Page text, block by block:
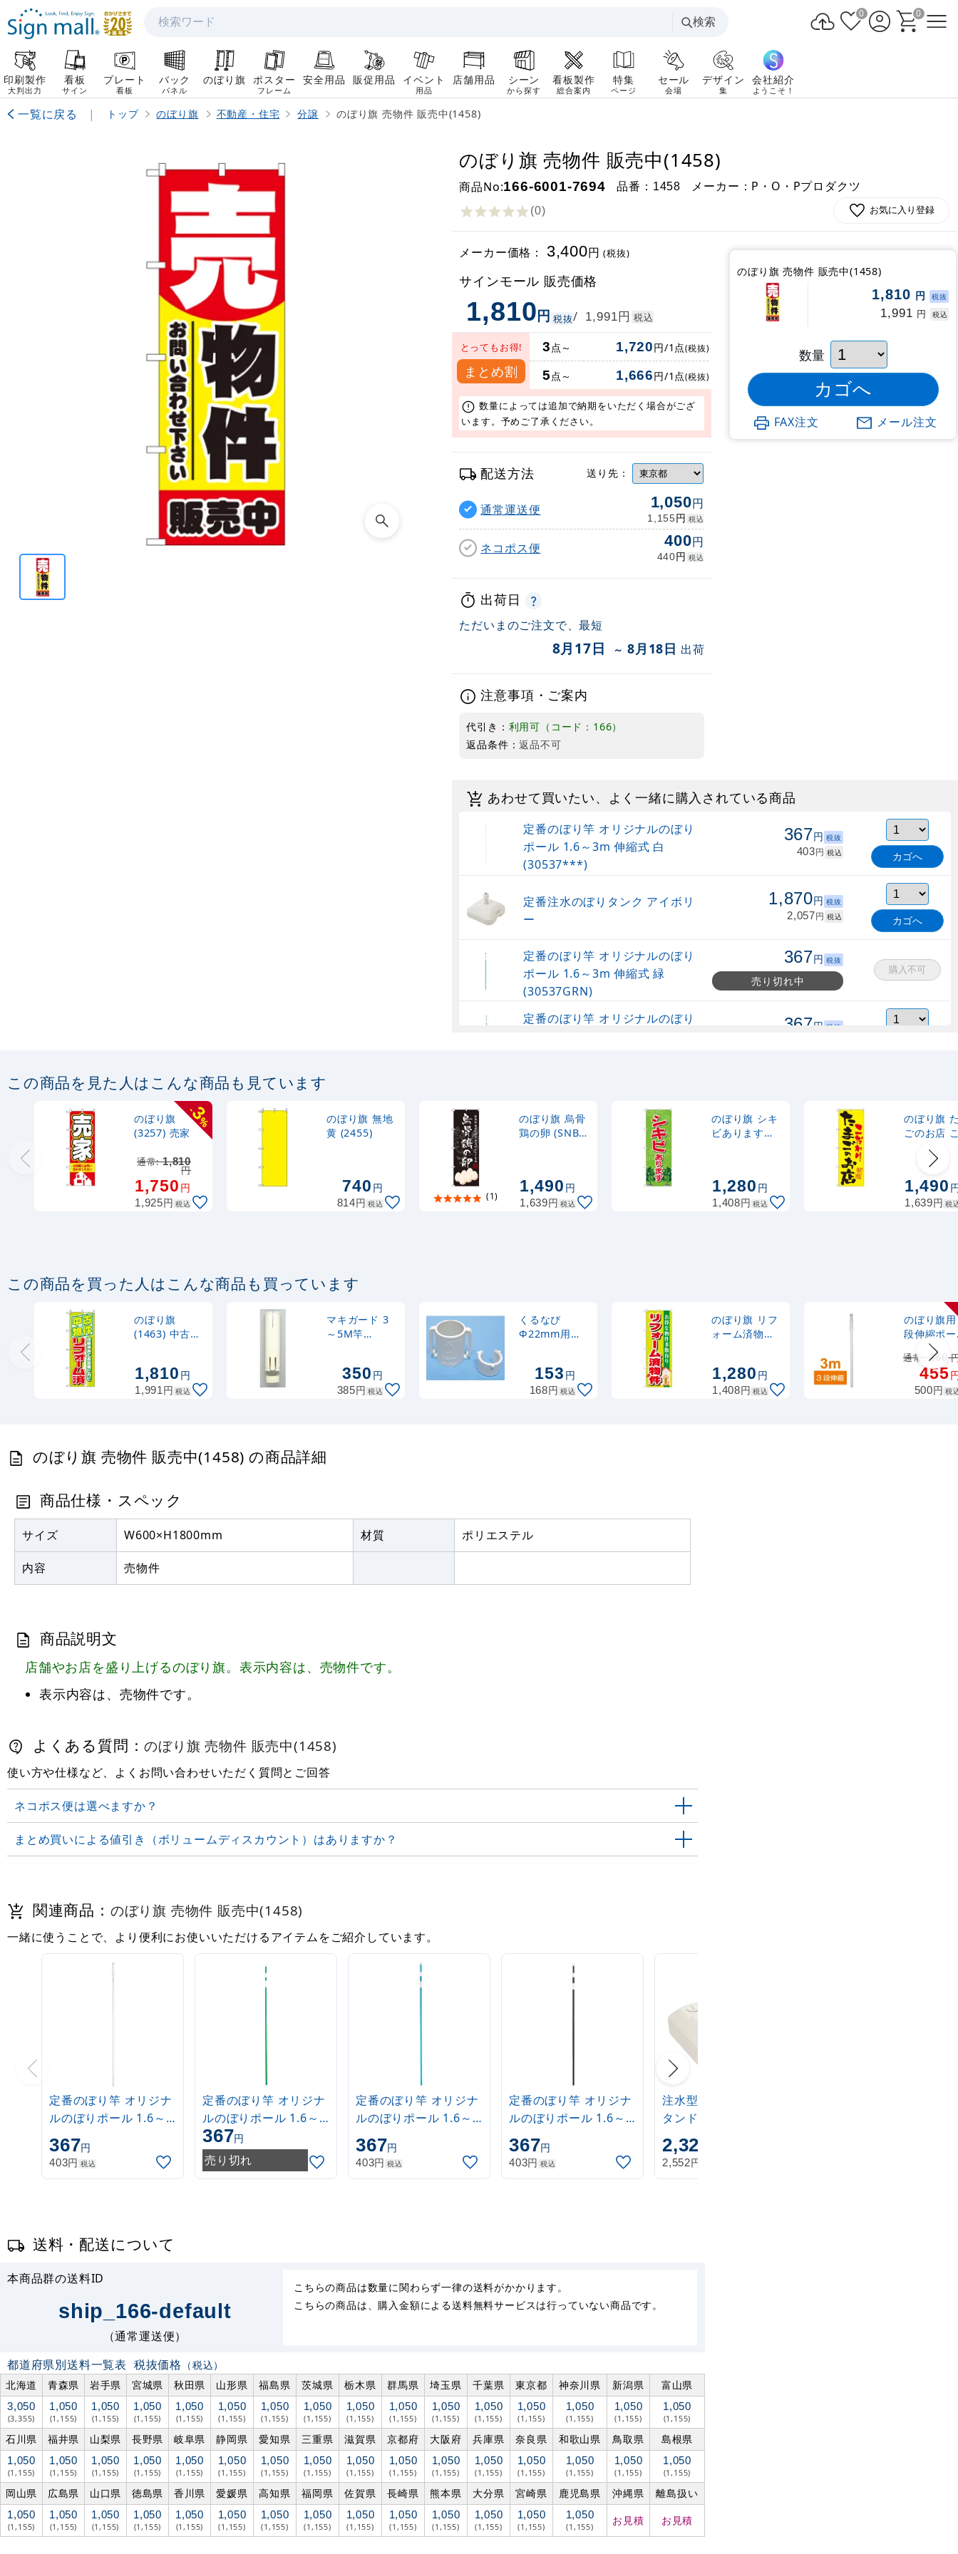
検索
検索
0 0
印刷製作
大判出力
看板
サイン
プレート
看板
バック
パネル
のぼり旗 ポスター
フレーム
安全用品 販促用品 イベント
用品
店舗用品 シーン
から探す
看板製作
総合案内
特集
ページ
セール
会場
デザイン
集
会社紹介
ようこそ！
一覧に戻る | トップ のぼり旗 不動産・住宅 分譲 のぼり旗 売物件 販売中(1458)
のぼり旗 売物件 販売中(1458)
商品No:166-6001-7694 品番： 1458 メーカー：P・O・Pプロダクツ
(0) お気に入り登録
メーカー価格： 3,400円(税抜)
サインモール 販売価格
1,810円 税抜/ 1,991円 税込
とってもお得!
まとめ割
3点～ 1,720円/1点(税抜)
5点～ 1,666円/1点(税抜)
数量によっては追加で納期をいただく場合がござ
います。予めご了承ください。
配送方法 送り先：
通常運送便 1,050円
1,155円 税込
ネコポス便 400円
440円 税込
出荷日
ただいまのご注文で、最短
8月17日 ～ 8月18日 出荷
注意事項・ご案内
代引き： 利用可（コード：166）
返品条件：返品不可
のぼり旗 売物件 販売中(1458)
1,810 円 税抜
1,991 円 税込
数量
FAX注文 メール注文
あわせて買いたい、よく一緒に購入されている商品
定番のぼり竿 オリジナルのぼり
ポール 1.6～3m 伸縮式 白
(30537***)
367円 税抜
403円 税込 カゴへ
定番注水のぼりタンク アイボリ
ー
1,870円 税抜
2,057円 税込 カゴへ
定番のぼり竿 オリジナルのぼり
ポール 1.6～3m 伸縮式 緑
(30537GRN)
367円 税抜
売り切れ中
購入不可
定番のぼり竿 オリジナルのぼり
367円 税抜
(30537BLK)
注水型マルチのぼりスタンド
税込
この商品を見た人はこんな商品も見ています
-
3
%
のぼり旗
(3257) 売家
通常:1,810
円
1,750円
1,925円 税込
のぼり旗 無地
黄 (2455)
740円
814円 税込
(1)
のぼり旗 烏骨
鶏の卵 (SNB-
1,490円
1,639円 税込
のぼり旗 シキ
ビあります
1,280円
1,408円 税込
のぼり旗
ごのお店
わり (SNB-
2032)
1,490
1,639円 税
この商品を買った人はこんな商品も買っています
のぼり旗
(1463) 中古物
1,810円
1,991円 税込
マキガード 3
～5M竿
350円
385円 税込
くるなび
Ф22mm用
153円
168円 税込
のぼり旗 リフ
ォーム済物件
1,280円
1,408円 税込
のぼり旗
段伸縮ポ
(白) (846)
通常: 460
455
500円 税
のぼり旗 売物件 販売中(1458) の商品詳細
商品仕様・スペック
サイズ W600×H1800mm 材質 ポリエステル
内容 売物件
商品説明文
店舗やお店を盛り上げるのぼり旗。表示内容は、売物件です。
表示内容は、売物件です。
よくある質問：のぼり旗 売物件 販売中(1458)
使い方や仕様など、よくお問い合わせいただく質問とご回答
ネコポス便は選べますか？
まとめ買いによる値引き（ボリュームディスカウント）はありますか？
関連商品： のぼり旗 売物件 販売中(1458)
一緒に使うことで、より便利にお使いいただけるアイテムをご紹介しています。
定番のぼり竿 オリジナ
ルのぼりポール 1.6～
3m 伸縮式 白
(30537***)
367円
403円 税込
定番のぼり竿 オリジナ
ルのぼりポール 1.6～
3m 伸縮式 緑
(30537GRN)
367円
売り切れ
定番のぼり竿 オリジナ
ルのぼりポール 1.6～
3m 伸縮式 水色
(30537SBL)
367円
403円 税込
定番のぼり竿 オリジナ
ルのぼりポール 1.6～
3m 伸縮式 黒
(30537BLK)
367円
403円 税込
注水型マルチのぼりス
タンド 20L
2,320
2,552円
送料・配送について
本商品群の送料ID
ship_166-default
（通常運送便）
こちらの商品は数量に関わらず一律の送料がかかります。
こちらの商品は、購入金額による送料無料サービスは行っていない商品です。
都道府県別送料一覧表 税抜価格 （税込）
北海道
青森県 岩手県 宮城県 秋田県 山形県 福島県 茨城県 栃木県 群馬県 埼玉県 千葉県 東京都 神奈川県 新潟県 富山県
3,050
(3,355)
1,050
(1,155)
1,050
(1,155)
1,050
(1,155)
1,050
(1,155)
1,050
(1,155)
1,050
(1,155)
1,050
(1,155)
1,050
(1,155)
1,050
(1,155)
1,050
(1,155)
1,050
(1,155)
1,050
(1,155)
1,050
(1,155)
1,050
(1,155)
1,050
(1,155)
石川県 福井県 山梨県 長野県 岐阜県 静岡県 愛知県 三重県 滋賀県 京都府 大阪府 兵庫県 奈良県 和歌山県 鳥取県 島根県
1,050
(1,155)
1,050
(1,155)
1,050
(1,155)
1,050
(1,155)
1,050
(1,155)
1,050
(1,155)
1,050
(1,155)
1,050
(1,155)
1,050
(1,155)
1,050
(1,155)
1,050
(1,155)
1,050
(1,155)
1,050
(1,155)
1,050
(1,155)
1,050
(1,155)
1,050
(1,155)
岡山県 広島県 山口県 徳島県 香川県 愛媛県 高知県 福岡県 佐賀県 長崎県 熊本県 大分県 宮崎県 鹿児島県 沖縄県 離島扱い
1,050
(1,155)
1,050
(1,155)
1,050
(1,155)
1,050
(1,155)
1,050
(1,155)
1,050
(1,155)
1,050
(1,155)
1,050
(1,155)
1,050
(1,155)
1,050
(1,155)
1,050
(1,155)
1,050
(1,155)
1,050
(1,155)
1,050
(1,155) お見積 お見積